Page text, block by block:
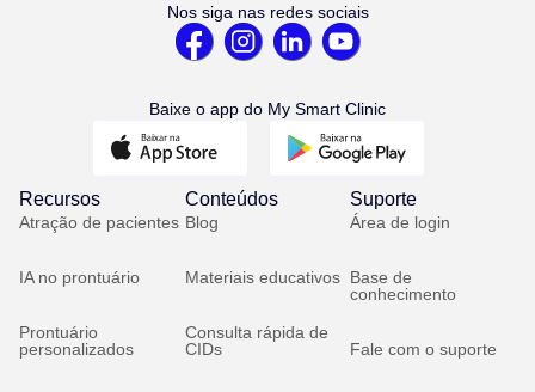
Nos siga nas redes sociais
Baixe o app do My Smart Clinic
Recursos
Atração de pacientes
IA no prontuário
Prontuário
personalizados
Conteúdos
Blog
Materiais educativos
Consulta rápida de
CIDs
Suporte
Área de login
Base de
conhecimento
Fale com o suporte